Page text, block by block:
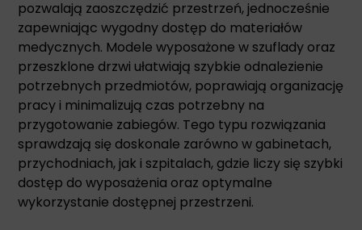
pozwalają zaoszczędzić przestrzeń, jednocześnie
zapewniając wygodny dostęp do materiałów
medycznych. Modele wyposażone w szuflady oraz
przeszklone drzwi ułatwiają szybkie odnalezienie
potrzebnych przedmiotów, poprawiają organizację
pracy i minimalizują czas potrzebny na
przygotowanie zabiegów. Tego typu rozwiązania
sprawdzają się doskonale zarówno w gabinetach,
przychodniach, jak i szpitalach, gdzie liczy się szybki
dostęp do wyposażenia oraz optymalne
wykorzystanie dostępnej przestrzeni.